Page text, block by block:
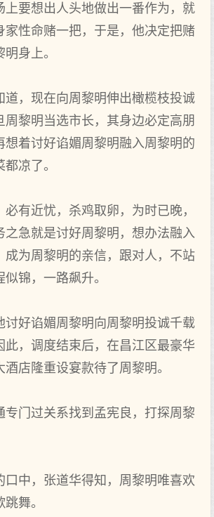
上要想出人头地做出一番作为，就
家性命赌一把，于是，他决定把赌
身上。
，现在向周黎明伸出橄榄枝投诚
周黎明当选市长，其身边必定高朋
想着讨好谄媚周黎明融入周黎明的
凉了。
近忧，杀鸡取卵，为时已晚，
之急就是讨好周黎明，想办法融入
成为周黎明的亲信，跟对人，不站
锦，一路飙升。
好谄媚周黎明向周黎明投诚千载
此，调度结束后，在昌江区最豪华
店隆重设宴款待了周黎明。
门过关系找到孟宪良，打探周黎
中，张道华得知，周黎明唯喜欢
舞。